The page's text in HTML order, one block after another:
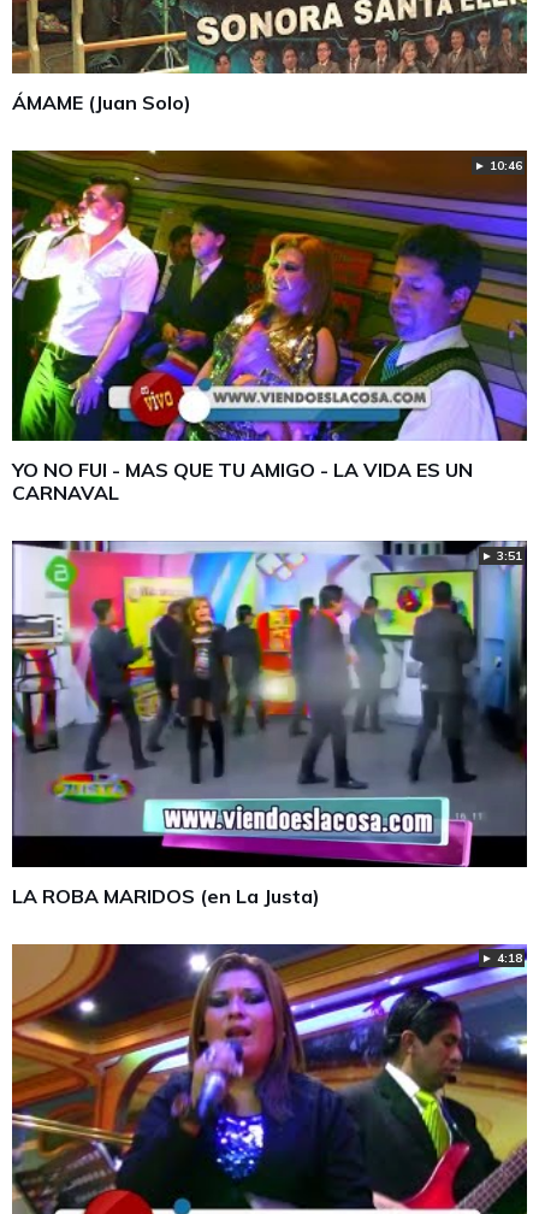
ÁMAME (Juan Solo)
► 10:46
YO NO FUI - MAS QUE TU AMIGO - LA VIDA ES UN
CARNAVAL
► 3:51
LA ROBA MARIDOS (en La Justa)
► 4:18